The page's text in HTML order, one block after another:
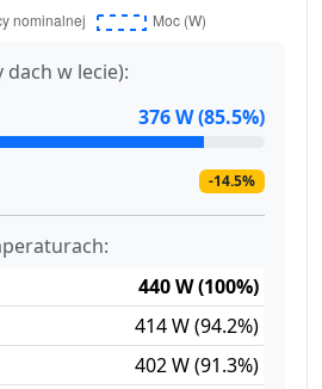
dach w lecie):
376 W (85.5%)
-14.5%
440 W (100%)
414 W (94.2%)
402 W (91.3%)